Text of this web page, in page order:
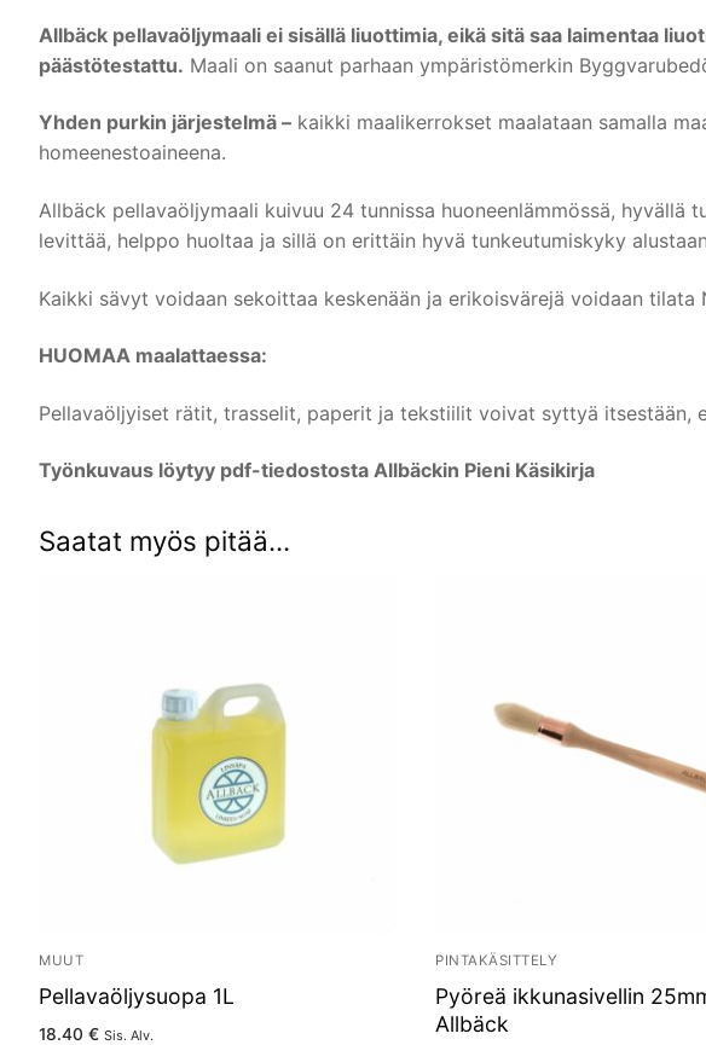
Allbäck pellavaöljymaali ei sisällä liuottimia, eikä sitä saa laimentaa
päästötestattu. Maali on saanut parhaan ympäristömerkin
Yhden purkin järjestelmä – kaikki maalikerrokset maalataan samalla
homeenestoaineena.
Allbäck pellavaöljymaali kuivuu 24 tunnissa huoneenlämmössä, hyvällä
levittää, helppo huoltaa ja sillä on erittäin hyvä tunkeutumiskyky
Kaikki sävyt voidaan sekoittaa keskenään ja erikoisvärejä voidaan tilata
HUOMAA maalattaessa:
Pellavaöljyiset rätit, trasselit, paperit ja tekstiilit voivat syttyä itsestään,
Työnkuvaus löytyy pdf-tiedostosta Allbäckin Pieni Käsikirja
Saatat myös pitää...
MUUT
Pellavaöljysuopa 1L
18.40 € Sis. Alv.
PINTAKÄSITTELY
Pyöreä ikkunasivellin
Allbäck